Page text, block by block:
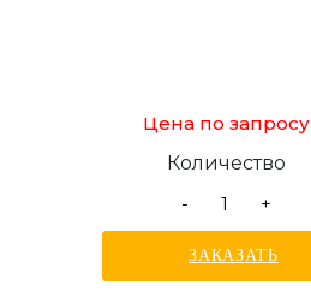
Цена по запросу
Количество
-
+
ЗАКАЗАТЬ